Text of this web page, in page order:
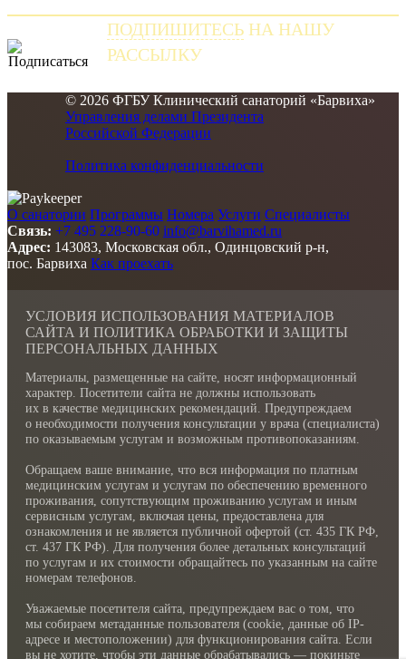
ПОДПИШИТЕСЬ НА НАШУ
РАССЫЛКУ
© 2026 ФГБУ Клинический санаторий «Барвиха»
Управления делами Президента
Российской Федерации
Политика конфиденциальности
О санатории Программы Номера Услуги Специалисты
Связь: +7 495 228-90-60 info@barvihamed.ru
Адрес: 143083, Московская обл., Одинцовский р-н,
пос. Барвиха Как проехать
УСЛОВИЯ ИСПОЛЬЗОВАНИЯ МАТЕРИАЛОВ
САЙТА И ПОЛИТИКА ОБРАБОТКИ И ЗАЩИТЫ
ПЕРСОНАЛЬНЫХ ДАННЫХ
Материалы, размещенные на сайте, носят информационный
характер. Посетители сайта не должны использовать
их в качестве медицинских рекомендаций. Предупреждаем
о необходимости получения консультации у врача (специалиста)
по оказываемым услугам и возможным противопоказаниям.
Обращаем ваше внимание, что вся информация по платным
медицинским услугам и услугам по обеспечению временного
проживания, сопутствующим проживанию услугам и иным
сервисным услугам, включая цены, предоставлена для
ознакомления и не является публичной офертой (ст. 435 ГК РФ,
cт. 437 ГК РФ). Для получения более детальных консультаций
по услугам и их стоимости обращайтесь по указанным на сайте
номерам телефонов.
Уважаемые посетителя сайта, предупреждаем вас о том, что
мы собираем метаданные пользователя (cookie, данные об IP-
адресе и местоположении) для функционирования сайта. Если
вы не хотите, чтобы эти данные обрабатывались — покиньте